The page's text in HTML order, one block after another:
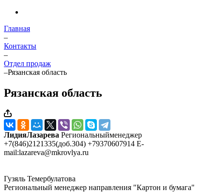
Главная
–
Контакты
–
Отдел продаж
–Рязанская область
Рязанская область
ЛидияЛазарева Региональныйменеджер
+7(846)2121335(доб.304) +79370607914 E-
mail:lazareva@mkrovlya.ru
Гузяль Темербулатова
Региональный менеджер направления "Картон и бумага"